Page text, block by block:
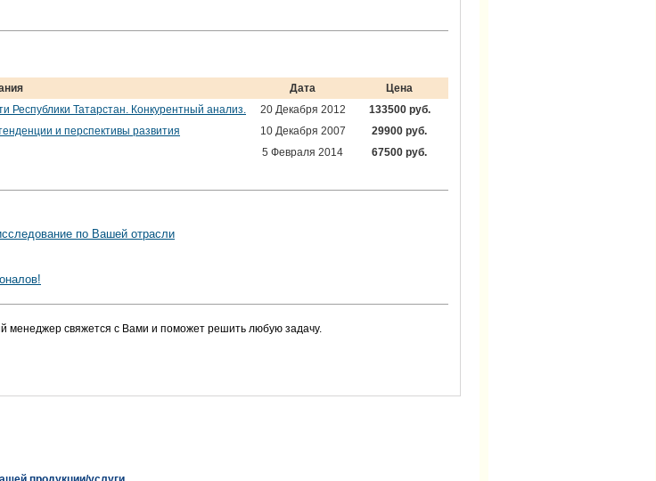
Дата
Цена
Республики Татарстан. Конкурентный анализ.
20 Декабря 2012
133500 руб.
и перспективы развития
10 Декабря 2007
29900 руб.
5 Февраля 2014 67500 руб.
по Вашей отрасли
менеджер свяжется с Вами и поможет решить любую задачу.